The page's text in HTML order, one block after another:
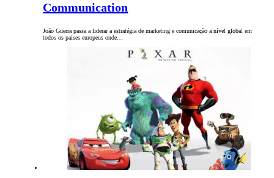
Communication
João Guerra passa a liderar a estratégia de marketing e comunicação a nível global em
todos os países europeus onde…